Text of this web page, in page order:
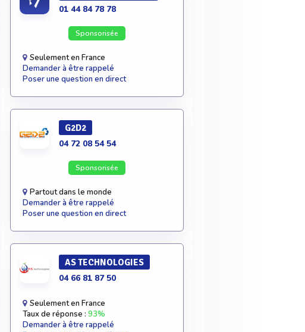
01 44 84 78 78
Sponsorisée
Seulement en France
Demander à être rappelé
Poser une question en direct
G2D2
04 72 08 54 54
Sponsorisée
Partout dans le monde
Demander à être rappelé
Poser une question en direct
AS TECHNOLOGIES
04 66 81 87 50
Seulement en France
Taux de réponse : 93%
Demander à être rappelé